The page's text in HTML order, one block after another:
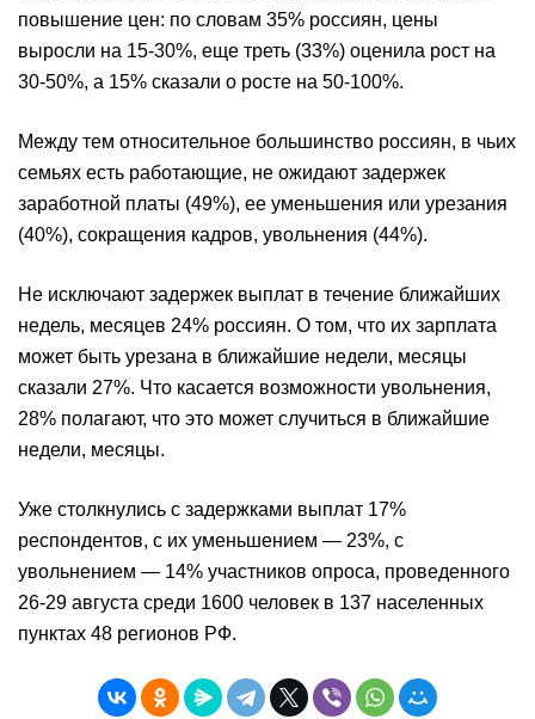
повышение цен: по словам 35% россиян, цены
выросли на 15-30%, еще треть (33%) оценила рост на
30-50%, а 15% сказали о росте на 50-100%.
Между тем относительное большинство россиян, в чьих
семьях есть работающие, не ожидают задержек
заработной платы (49%), ее уменьшения или урезания
(40%), сокращения кадров, увольнения (44%).
Не исключают задержек выплат в течение ближайших
недель, месяцев 24% россиян. О том, что их зарплата
может быть урезана в ближайшие недели, месяцы
сказали 27%. Что касается возможности увольнения,
28% полагают, что это может случиться в ближайшие
недели, месяцы.
Уже столкнулись с задержками выплат 17%
респондентов, с их уменьшением — 23%, с
увольнением — 14% участников опроса, проведенного
26-29 августа среди 1600 человек в 137 населенных
пунктах 48 регионов РФ.